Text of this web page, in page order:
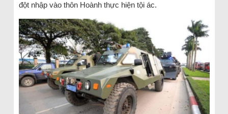
đột nhập vào thôn Hoành thực hiện tội ác.